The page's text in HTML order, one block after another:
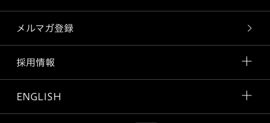
メルマガ登録
採用情報
ENGLISH